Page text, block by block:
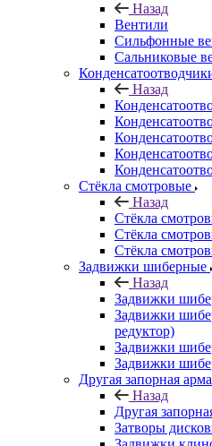
Назад
Вентили
Сильфонные
Сальниковые
Назад
Стёкла смотровые
Назад
Стёкла
Стёкла
Стёкла
Задвижки шиберные
Назад
Задвижки
Задвижки
редуктор)
Задвижки
Задвижки
Другая запорная
Назад
Другая
Затворы